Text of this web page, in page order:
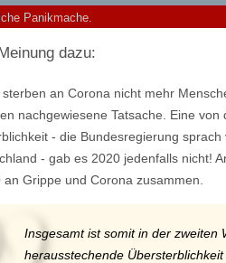
Panikmache.
dazu:
sterben an Corona nicht mehr
nachgewiesene Tatsache. Eine
- die Bundesregierung
- gab es 2020 jedenfalls nicht!
an Grippe und Corona zusammen.
Insgesamt ist somit in der zweiten
herausstechende